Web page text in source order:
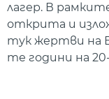
лагер. В
открита и
тук жертви на
те години на